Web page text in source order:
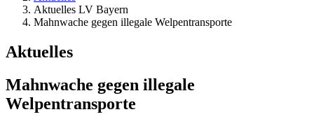
Aktuelles LV Bayern
Mahnwache gegen illegale Welpentransporte
Aktuelles
Mahnwache gegen illegale
Welpentransporte